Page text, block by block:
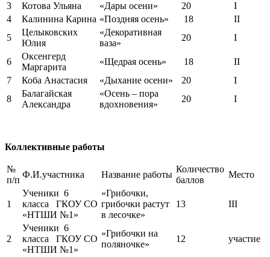
3
Котова Ульяна «Дары осени» 20
I
4
Калинина Карина «Поздняя осень» 18
II
5
Целыковских
Юлия
«Декоративная
ваза»
20 I
6
Оксенгерд
Маргарита
«Щедрая осень» 18
II
7
Коба Анастасия «Дыхание осени» 20
I
8
Балагайская
Александра
«Осень – пора
вдохновения»
20 I
Коллективные работы
№
п/п
Ф.И.участника Название работы
Количество
баллов
Место
1
Ученики 6
класса ГКОУ СО
«НТШИ №1»
«Грибочки,
грибочки растут
в лесочке»
13 III
2
Ученики 6
класса ГКОУ СО
«НТШИ №1»
«Грибочки на
поляночке»
12 участие